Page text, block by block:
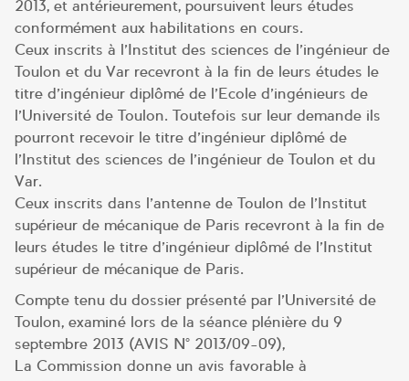
2013, et antérieurement, poursuivent leurs études
conformément aux habilitations en cours.
Ceux inscrits à l’Institut des sciences de l’ingénieur de
Toulon et du Var recevront à la fin de leurs études le
titre d’ingénieur diplômé de l’Ecole d’ingénieurs de
l’Université de Toulon. Toutefois sur leur demande ils
pourront recevoir le titre d’ingénieur diplômé de
l’Institut des sciences de l’ingénieur de Toulon et du
Var.
Ceux inscrits dans l’antenne de Toulon de l’Institut
supérieur de mécanique de Paris recevront à la fin de
leurs études le titre d’ingénieur diplômé de l’Institut
supérieur de mécanique de Paris.
Compte tenu du dossier présenté par l’Université de
Toulon, examiné lors de la séance plénière du 9
septembre 2013 (AVIS N° 2013/09-09),
La Commission donne un avis favorable à